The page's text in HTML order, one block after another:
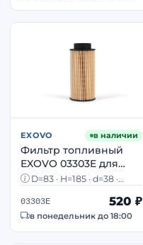
EXOVO в наличии
Фильтр топливный
EXOVO 03303E для
Scania — D=83 мм,
D=83 · H=185 · d=38 ·
03303E 520 ₽
в понедельник до 18:00